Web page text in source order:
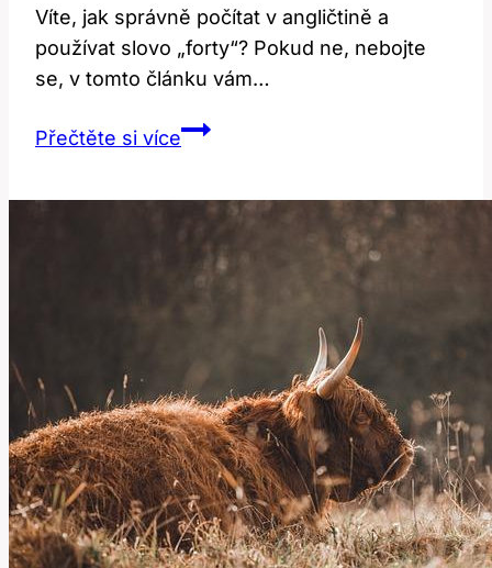
Víte, jak správně počítat v angličtině a
používat slovo „forty“? Pokud ne, nebojte
se, v tomto článku vám…
Přečtěte si víceForty:
Počítat
Používat